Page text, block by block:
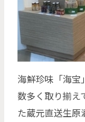
海鮮珍味「海宝
数多く取り揃え
た蔵元直送生原